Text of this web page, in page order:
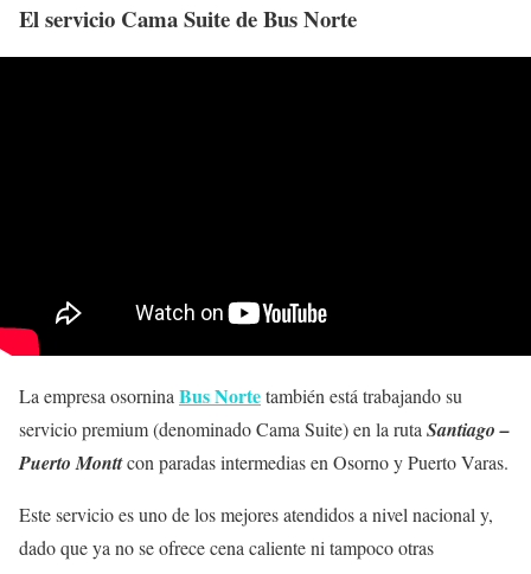
El servicio Cama Suite de Bus Norte
La empresa osornina Bus Nortetambién está trabajando su
servicio premium (denominado Cama Suite) en la ruta Santiago –
Puerto Monttcon paradas intermedias en Osorno y Puerto Varas.
Este servicio es uno de los mejores atendidos a nivel nacional y,
dado que ya no se ofrece cena caliente ni tampoco otras